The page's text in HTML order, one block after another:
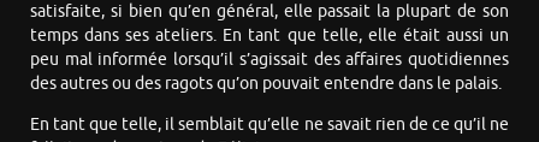
satisfaite, si bien qu’en général, elle passait la plupart de son
temps dans ses ateliers. En tant que telle, elle était aussi un
peu mal informée lorsqu’il s’agissait des affaires quotidiennes
des autres ou des ragots qu’on pouvait entendre dans le palais.
En tant que telle, il semblait qu’elle ne savait rien de ce qu’il ne